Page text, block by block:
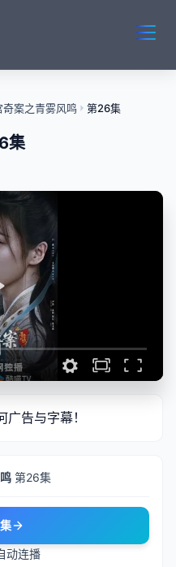
奇案之青雾风鸣 第26集
集
告与字幕！
第26集
动连播